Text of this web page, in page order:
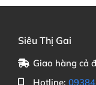
Siêu Thị Gai
Giao hàng cả
Hotline: